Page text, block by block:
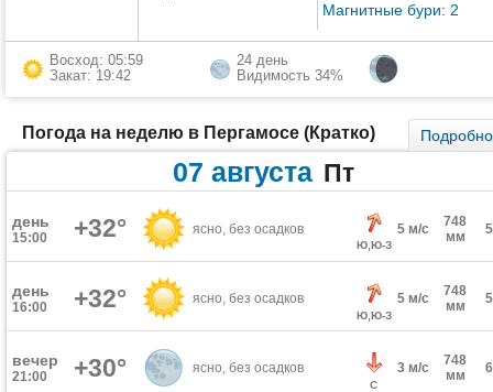
Магнитные бури: 2
Восход: 05:59
Закат: 19:42
24 день
Видимость 34%
Погода на неделю в Пергамосе (Кратко) Подробно
07 августа Пт
день
15:00 +32° ясно, без осадков
Ю,Ю-З
5 м/с
748
мм
день
16:00 +32° ясно, без осадков
Ю,Ю-З
5 м/с
748
мм
вечер
21:00 +30° ясно, без осадков
С
3 м/с
748
мм